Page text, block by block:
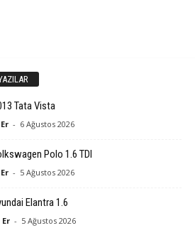
Tata Vista
- 6 Ağustos 2026
Polo 1.6 TDI
- 5 Ağustos 2026
Elantra 1.6
- 5 Ağustos 2026